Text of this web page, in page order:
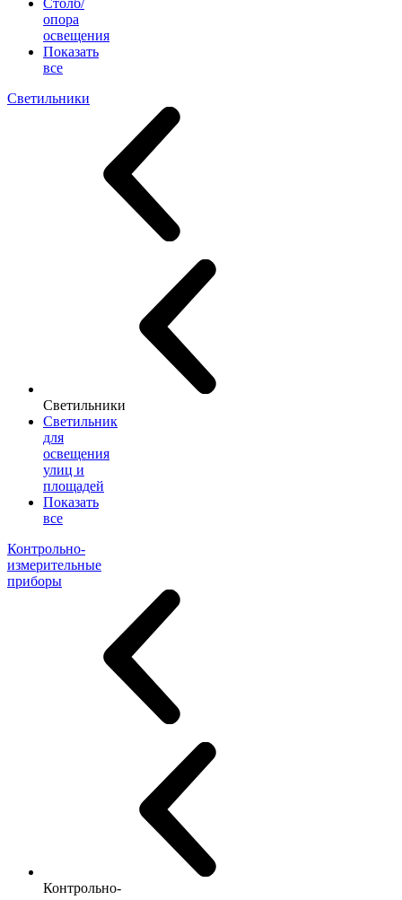
Столб/
опора
освещения
Показать
все
Светильники
Светильники
Светильник
для
освещения
улиц и
площадей
Показать
все
Контрольно-
измерительные
приборы
Контрольно-